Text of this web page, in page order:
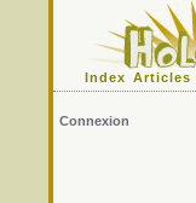
Index Articles
Connexion